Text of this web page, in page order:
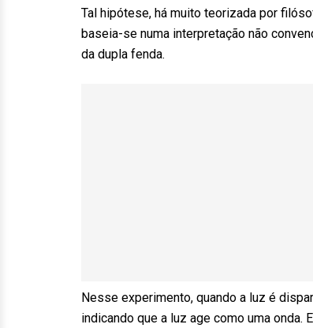
Tal hipótese, há muito teorizada por
baseia-se numa interpretação não
da dupla fenda.
Nesse experimento, quando a luz é
indicando que a luz age como uma